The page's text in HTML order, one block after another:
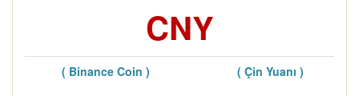
CNY
( Binance Coin ) ( Çin Yuanı )